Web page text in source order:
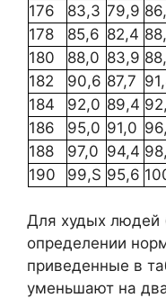
176
83,3 79,9
178
85,6 82,4
180
88,0 83,9
182
90,6 87,7
184
92,0 89,4
186
95,0 91,0
188
97,0 94,4
190
99,S 95,6
Для худых людей
определении
приведенные в
уменьшают на